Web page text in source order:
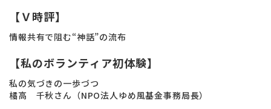
【Ｖ時評】
情報共有で阻む“神話”の流布
【私のボランティア初体験】
私の気づきの一歩づつ
橘高 千秋さん（NPO法人ゆめ風基金事務局長）